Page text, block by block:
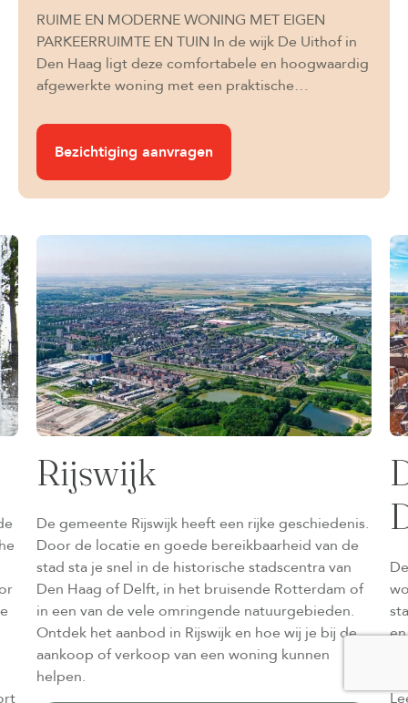
RUIME EN MODERNE WONING MET EIGEN
PARKEERRUIMTE EN TUIN In de wijk De Uithof in
Den Haag ligt deze comfortabele en hoogwaardig
afgewerkte woning met een praktische…
Bezichtiging aanvragen
Rijswijk
De gemeente Rijswijk heeft een rijke geschiedenis.
Door de locatie en goede bereikbaarheid van de
stad sta je snel in de historische stadscentra van
Den Haag of Delft, in het bruisende Rotterdam of
in een van de vele omringende natuurgebieden.
Ontdek het aanbod in Rijswijk en hoe wij je bij de
aankoop of verkoop van een woning kunnen
helpen.